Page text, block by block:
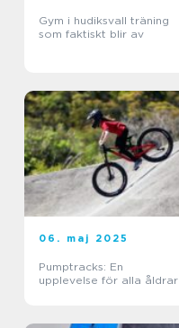
Gym i hudiksvall träning
som faktiskt blir av
06. maj 2025
Pumptracks: En
upplevelse för alla åldrar